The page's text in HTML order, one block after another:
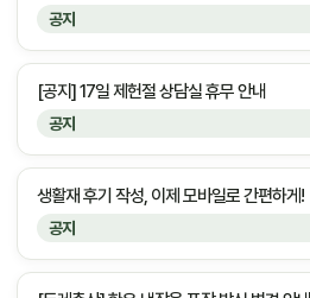
공지
공지
[공지] 17일 제헌절 상담실 휴무 안내
공지
생활재 후기 작성, 이제 모바일로 간편하게!